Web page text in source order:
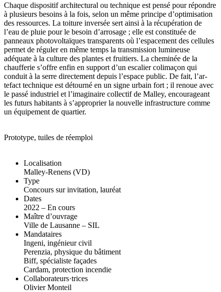
Chaque dispositif architectural ou technique est pensé pour répondre
à plusieurs besoins à la fois, selon un même principe d’optimisation
des ressources. La toi­ture inversée sert ainsi à la récupération de
l’eau de pluie pour le besoin d’arrosage ; elle est constituée de
panneaux photovoltaïques transparents où l’espace­ment des cellules
permet de réguler en même temps la transmission lumineuse
adéquate à la culture des plantes et fruitiers. La cheminée de la
chaufferie s’offre enfin en support d’un escalier colimaçon qui
conduit à la serre directement depuis l’espace public. De fait, l’ar­
tefact technique est détourné en un signe urbain fort ; il renoue avec
le passé industriel et l’imaginaire collec­tif de Malley, encourageant
les futurs habitants à s’approprier la nouvelle infrastructure comme
un équi­pement de quartier.
Prototype, tuiles de réemploi
Localisation
Malley-Renens (VD)
Type
Concours sur invitation, lauréat
Dates
2022 – En cours
Maître d’ouvrage
Ville de Lausanne – SIL
Mandataires
Ingeni, ingénieur civil
Perenzia, physique du bâtiment
Biff, spécialiste façades
Cardam, protection incendie
Collaborateurs·trices
Olivier Monteil